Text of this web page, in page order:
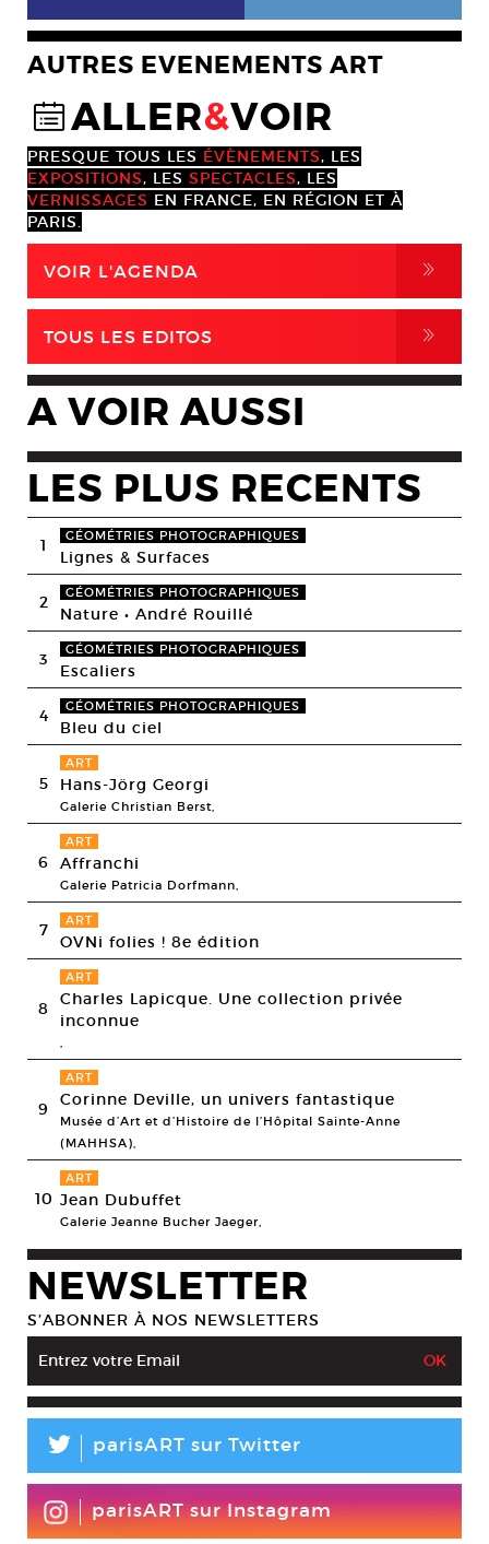
AUTRES EVENEMENTS ART
@ALLER&VOIR
PRESQUE TOUS LES ÉVÈNEMENTS, LES
EXPOSITIONS, LES SPECTACLES, LES
VERNISSAGES EN FRANCE, EN RÉGION ET À
PARIS.
VOIR L'AGENDA ,
TOUS LES EDITOS ,
A VOIR AUSSI
LES PLUS RECENTS
1 GÉOMÉTRIES PHOTOGRAPHIQUES
Lignes & Surfaces
2 GÉOMÉTRIES PHOTOGRAPHIQUES
Nature • André Rouillé
3 GÉOMÉTRIES PHOTOGRAPHIQUES
Escaliers
4 GÉOMÉTRIES PHOTOGRAPHIQUES
Bleu du ciel
5
ART
Hans-Jörg Georgi
Galerie Christian Berst,
6
ART
Affranchi
Galerie Patricia Dorfmann,
7 ART
OVNi folies ! 8e édition
8
ART
Charles Lapicque. Une collection privée
inconnue
,
9
ART
Corinne Deville, un univers fantastique
Musée d’Art et d’Histoire de l’Hôpital Sainte-Anne
(MAHHSA),
10
ART
Jean Dubuffet
Galerie Jeanne Bucher Jaeger,
NEWSLETTER
S’ABONNER À NOS NEWSLETTERS
L parisART sur Twitter
parisART sur Instagram